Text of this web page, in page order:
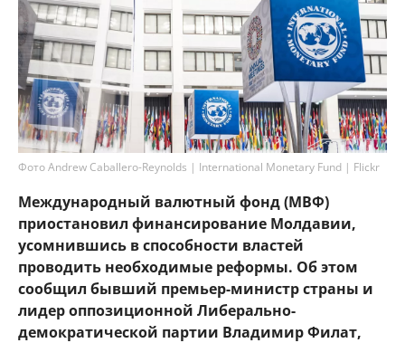
Фото Andrew Caballero-Reynolds | International Monetary Fund | Flickr
Международный валютный фонд (МВФ)
приостановил финансирование Молдавии,
усомнившись в способности властей
проводить необходимые реформы. Об этом
сообщил бывший премьер-министр страны и
лидер оппозиционной Либерально-
демократической партии Владимир Филат,